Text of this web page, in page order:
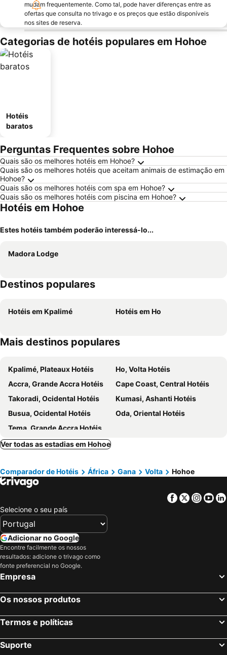
mudam frequentemente. Como tal, pode haver diferenças entre as
ofertas que consulta no trivago e os preços que estão disponíveis
nos sites de reserva.
Categorias de hotéis populares em Hohoe
Hotéis
baratos
Perguntas Frequentes sobre Hohoe
Quais são os melhores hotéis em Hohoe?
Quais são os melhores hotéis que aceitam animais de estimação em
Hohoe?
Quais são os melhores hotéis com spa em Hohoe?
Quais são os melhores hotéis com piscina em Hohoe?
Hotéis em Hohoe
Estes hotéis também poderão interessá-lo...
Madora Lodge
Destinos populares
Hotéis em Kpalimé Hotéis em Ho
Mais destinos populares
Kpalimé, Plateaux Hotéis
Ho, Volta Hotéis
Accra, Grande Accra Hotéis
Cape Coast, Central Hotéis
Takoradi, Ocidental Hotéis
Kumasi, Ashanti Hotéis
Busua, Ocidental Hotéis
Oda, Oriental Hotéis
Tema, Grande Accra Hotéis
Ver todas as estadias em Hohoe
Comparador de Hotéis África Gana Volta Hohoe
Facebook
Twitter
Selecione o seu país
Adicionar no Google
Encontre facilmente os nossos
resultados: adicione o trivago como
fonte preferencial no Google.
Empresa
Os nossos produtos
Termos e políticas
Suporte